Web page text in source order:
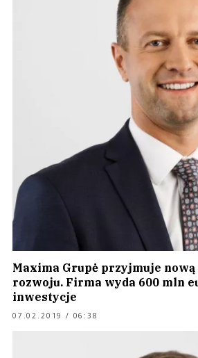
Maxima Grupė przyjmuje
rozwoju. Firma wyda 600 mln
inwestycje
07.02.2019 / 06:38